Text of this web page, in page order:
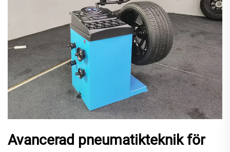
Avancerad pneumatikteknik för